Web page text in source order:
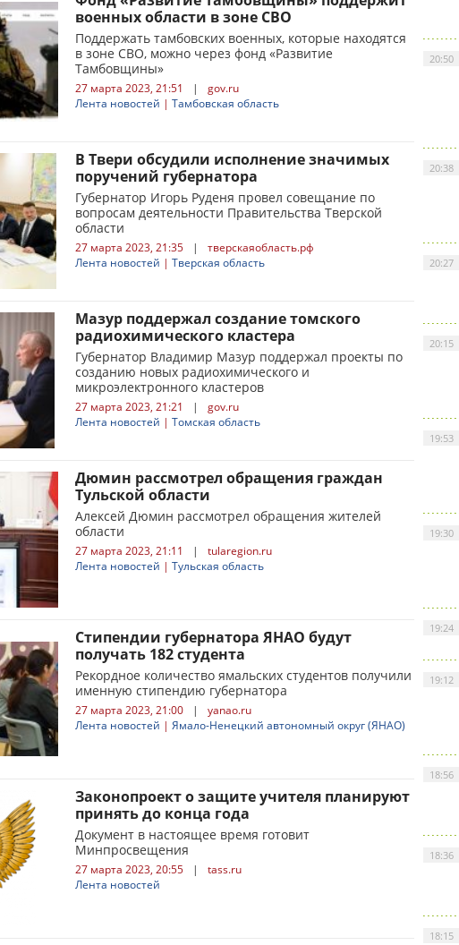
военных области в зоне СВО
Поддержать тамбовских военных, которые находятся
в зоне СВО, можно через фонд «Развитие
Тамбовщины»
27 марта 2023, 21:51 |
gov.ru
Лента новостей | Тамбовская область
В Твери обсудили исполнение значимых
поручений губернатора
Губернатор Игорь Руденя провел совещание по
вопросам деятельности Правительства Тверской
области
27 марта 2023, 21:35 |
тверскаяобласть.рф
Лента новостей | Тверская область
Мазур поддержал создание томского
радиохимического кластера
Губернатор Владимир Мазур поддержал проекты по
созданию новых радиохимического и
микроэлектронного кластеров
27 марта 2023, 21:21 |
gov.ru
Лента новостей | Томская область
Дюмин рассмотрел обращения граждан
Тульской области
Алексей Дюмин рассмотрел обращения жителей
области
27 марта 2023, 21:11 |
tularegion.ru
Лента новостей | Тульская область
Стипендии губернатора ЯНАО будут
получать 182 студента
Рекордное количество ямальских студентов получили
именную стипендию губернатора
27 марта 2023, 21:00 |
yanao.ru
Лента новостей | Ямало-Ненецкий автономный округ (ЯНАО)
Законопроект о защите учителя планируют
принять до конца года
Документ в настоящее время готовит
Минпросвещения
27 марта 2023, 20:55 |
tass.ru
Лента новостей
20:50
20:38
20:27
20:15
19:53
19:30
19:24
19:12
18:56
18:36
18:15